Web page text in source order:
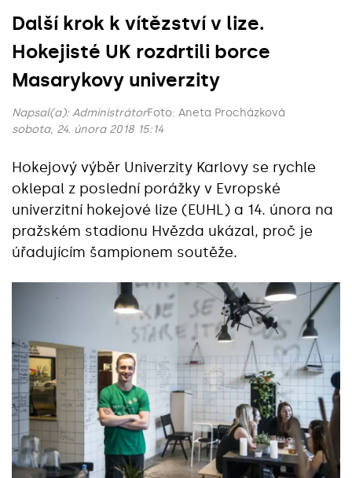
Další krok k vítězství v lize.
Hokejisté UK rozdrtili borce
Masarykovy univerzity
Napsal(a): AdministrátorFoto: Aneta Procházková
sobota, 24. února 2018 15:14
Hokejový výběr Univerzity Karlovy se rychle
oklepal z poslední porážky v Evropské
univerzitní hokejové lize (EUHL) a 14. února na
pražském stadionu Hvězda ukázal, proč je
úřadujícím šampionem soutěže.